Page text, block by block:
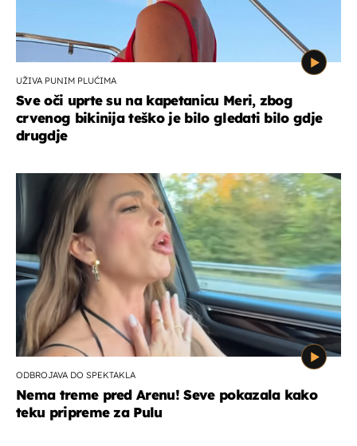
UŽIVA PUNIM PLUĆIMA
Sve oči uprte su na kapetanicu Meri, zbog
crvenog bikinija teško je bilo gledati bilo gdje
drugdje
ODBROJAVA DO SPEKTAKLA
Nema treme pred Arenu! Seve pokazala kako
teku pripreme za Pulu